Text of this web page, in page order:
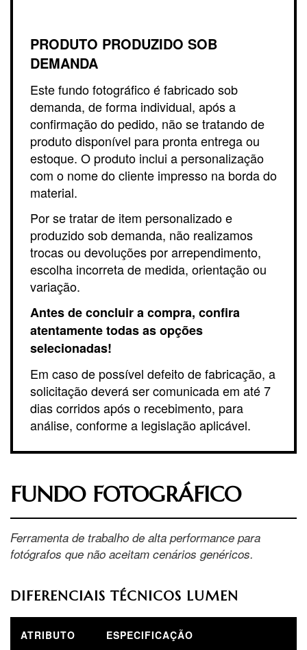
PRODUTO PRODUZIDO SOB
DEMANDA
Este fundo fotográfico é fabricado sob
demanda, de forma individual, após a
confirmação do pedido, não se tratando de
produto disponível para pronta entrega ou
estoque. O produto inclui a personalização
com o nome do cliente impresso na borda do
material.
Por se tratar de item personalizado e
produzido sob demanda, não realizamos
trocas ou devoluções por arrependimento,
escolha incorreta de medida, orientação ou
variação.
Antes de concluir a compra, confira
atentamente todas as opções
selecionadas!
Em caso de possível defeito de fabricação, a
solicitação deverá ser comunicada em até 7
dias corridos após o recebimento, para
análise, conforme a legislação aplicável.
FUNDO FOTOGRÁFICO
Ferramenta de trabalho de alta performance para
fotógrafos que não aceitam cenários genéricos.
DIFERENCIAIS TÉCNICOS LUMEN
ATRIBUTO ESPECIFICAÇÃO